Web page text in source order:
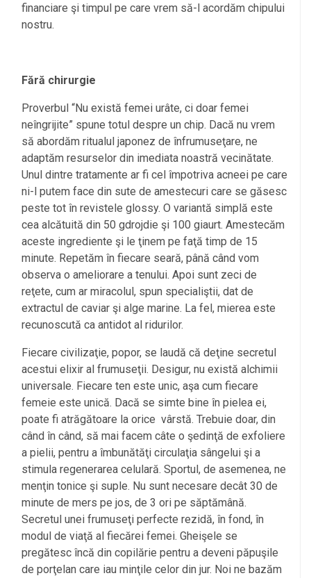
financiare şi timpul pe care vrem să-l acordăm chipului
nostru.
Fără chirurgie
Proverbul “Nu există femei urâte, ci doar femei
neîngrijite” spune totul despre un chip. Dacă nu vrem
să abordăm ritualul japonez de înfrumuseţare, ne
adaptăm resurselor din imediata noastră vecinătate.
Unul dintre tratamente ar fi cel împotriva acneei pe care
ni-l putem face din sute de amestecuri care se găsesc
peste tot în revistele glossy. O variantă simplă este
cea alcătuită din 50 gdrojdie şi 100 giaurt. Amestecăm
aceste ingrediente şi le ţinem pe faţă timp de 15
minute. Repetăm în fiecare seară, până când vom
observa o ameliorare a tenului. Apoi sunt zeci de
reţete, cum ar miracolul, spun specialiştii, dat de
extractul de caviar şi alge marine. La fel, mierea este
recunoscută ca antidot al ridurilor.
Fiecare civilizaţie, popor, se laudă că deţine secretul
acestui elixir al frumuseţii. Desigur, nu există alchimii
universale. Fiecare ten este unic, aşa cum fiecare
femeie este unică. Dacă se simte bine în pielea ei,
poate fi atrăgătoare la orice vârstă. Trebuie doar, din
când în când, să mai facem câte o şedinţă de exfoliere
a pielii, pentru a îmbunătăţi circulaţia sângelui şi a
stimula regenerarea celulară. Sportul, de asemenea, ne
menţin tonice şi suple. Nu sunt necesare decât 30 de
minute de mers pe jos, de 3 ori pe săptămână.
Secretul unei frumuseţi perfecte rezidă, în fond, în
modul de viaţă al fiecărei femei. Gheişele se
pregătesc încă din copilărie pentru a deveni păpuşile
de porţelan care iau minţile celor din jur. Noi ne bazăm